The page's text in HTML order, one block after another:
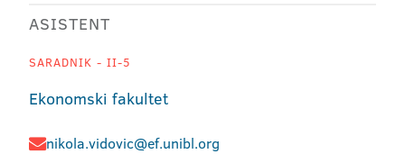
ASISTENT
SARADNIK - II-5
Ekonomski fakultet
nikola.vidovic@ef.unibl.org